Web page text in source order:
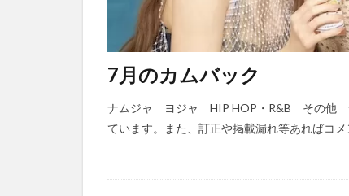
7月のカムバック
ナムジャ ヨジャ HIP HOP・R&B その他
ています。また、訂正や掲載漏れ等あればコメ